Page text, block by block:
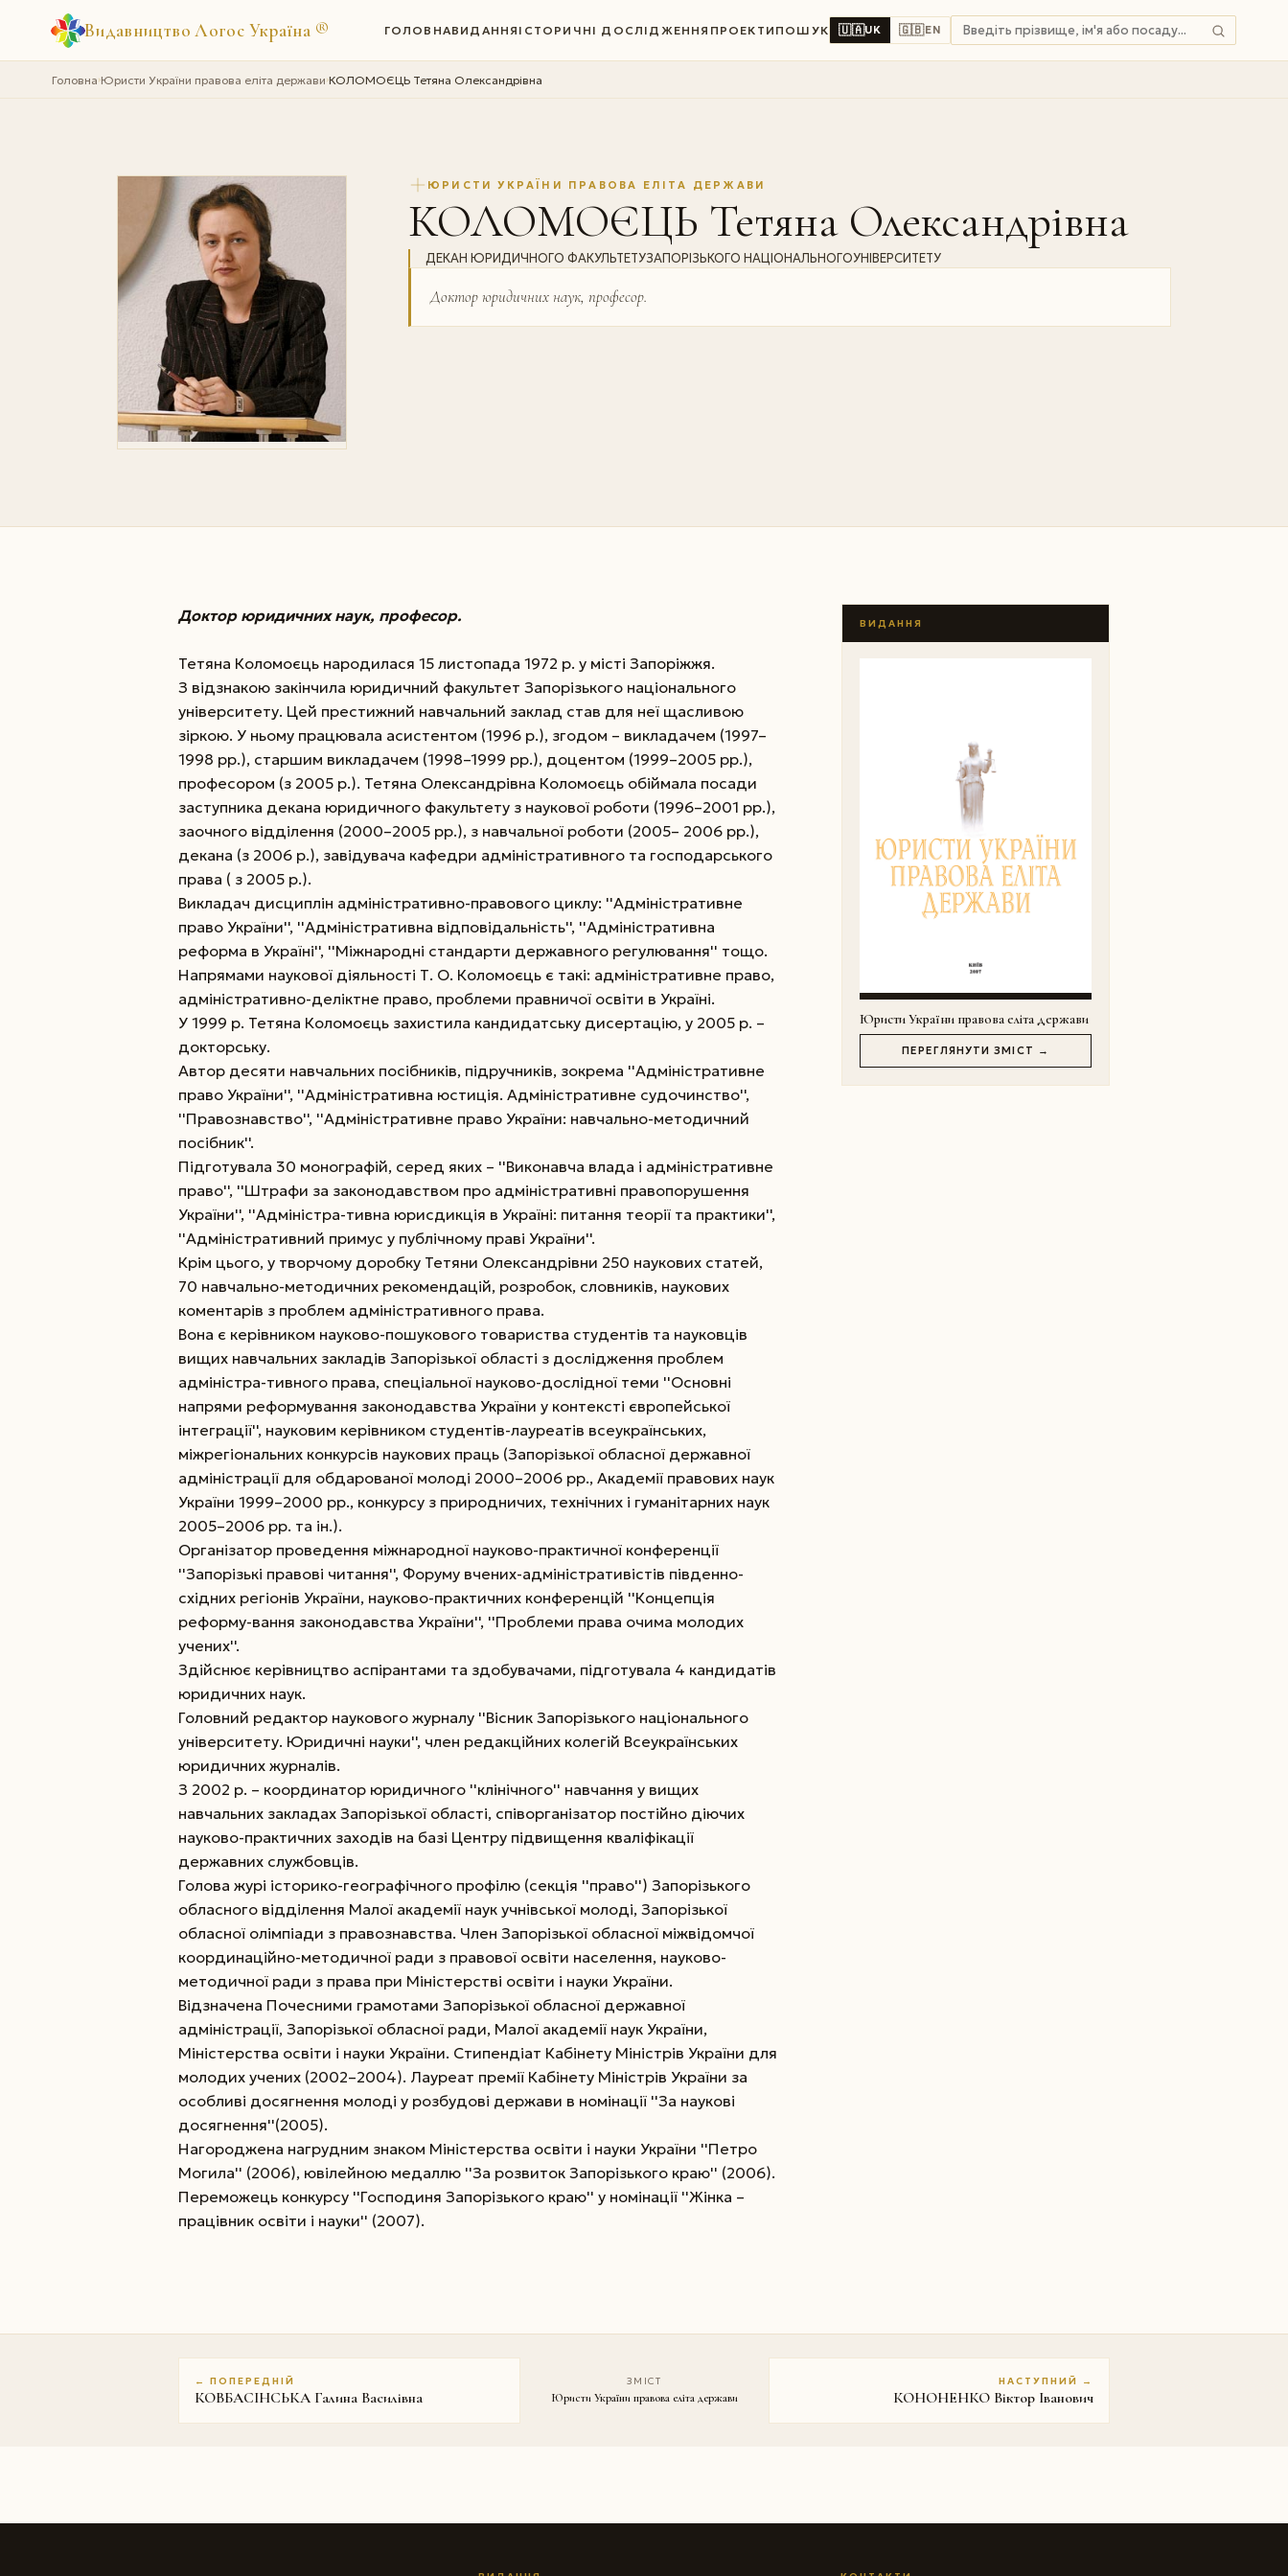
Видавництво Логос Україна ® ГОЛОВНАВИДАННЯ ІСТОРИЧНІ ДОСЛІДЖЕННЯ ПРОЕКТИ ПОШУК 🇺🇦UK 🇬🇧EN
Головна›Юристи України правова еліта держави›КОЛОМОЄЦЬ Тетяна Олександрівна
ЮРИСТИ УКРАЇНИ ПРАВОВА ЕЛІТА ДЕРЖАВИ
КОЛОМОЄЦЬ Тетяна Олександрівна
ДЕКАН ЮРИДИЧНОГО ФАКУЛЬТЕТУЗАПОРІЗЬКОГО НАЦІОНАЛЬНОГОУНІВЕРСИТЕТУ
Доктор юридичних наук, професор.
Доктор юридичних наук, професор.
Тетяна Коломоєць народилася 15 листопада 1972 р. у місті Запоріжжя.
З відзнакою закінчила юридичний факультет Запорізького національного
університету. Цей престижний навчальний заклад став для неї щасливою
зіркою. У ньому працювала асистентом (1996 р.), згодом – викладачем (1997–
1998 рр.), старшим викладачем (1998–1999 рр.), доцентом (1999–2005 рр.),
професором (з 2005 р.). Тетяна Олександрівна Коломоєць обіймала посади
заступника декана юридичного факультету з наукової роботи (1996–2001 рр.),
заочного відділення (2000–2005 рр.), з навчальної роботи (2005– 2006 рр.),
декана (з 2006 р.), завідувача кафедри адміністративного та господарського
права ( з 2005 р.).
Викладач дисциплін адміністративно-правового циклу: ''Адміністративне
право України'', ''Адміністративна відповідальність'', ''Адміністративна
реформа в Україні'', ''Міжнародні стандарти державного регулювання'' тощо.
Напрямами наукової діяльності Т. О. Коломоєць є такі: адміністративне право,
адміністративно-деліктне право, проблеми правничої освіти в Україні.
У 1999 р. Тетяна Коломоєць захистила кандидатську дисертацію, у 2005 р. –
докторську.
Автор десяти навчальних посібників, підручників, зокрема ''Адміністративне
право України'', ''Адміністративна юстиція. Адміністративне судочинство'',
''Правознавство'', ''Адміністративне право України: навчально-методичний
посібник''.
Підготувала 30 монографій, серед яких – ''Виконавча влада і адміністративне
право'', ''Штрафи за законодавством про адміністративні правопорушення
України'', ''Адміністра-тивна юрисдикція в Україні: питання теорії та практики'',
''Адміністративний примус у публічному праві України''.
Крім цього, у творчому доробку Тетяни Олександрівни 250 наукових статей,
70 навчально-методичних рекомендацій, розробок, словників, наукових
коментарів з проблем адміністративного права.
Вона є керівником науково-пошукового товариства студентів та науковців
вищих навчальних закладів Запорізької області з дослідження проблем
адміністра-тивного права, спеціальної науково-дослідної теми ''Основні
напрями реформування законодавства України у контексті європейської
інтеграції'', науковим керівником студентів-лауреатів всеукраїнських,
міжрегіональних конкурсів наукових праць (Запорізької обласної державної
адміністрації для обдарованої молоді 2000–2006 рр., Академії правових наук
України 1999–2000 рр., конкурсу з природничих, технічних і гуманітарних наук
2005–2006 рр. та ін.).
Організатор проведення міжнародної науково-практичної конференції
''Запорізькі правові читання'', Форуму вчених-адміністративістів південно-
східних регіонів України, науково-практичних конференцій ''Концепція
реформу-вання законодавства України'', ''Проблеми права очима молодих
учених''.
Здійснює керівництво аспірантами та здобувачами, підготувала 4 кандидатів
юридичних наук.
Головний редактор наукового журналу ''Вісник Запорізького національного
університету. Юридичні науки'', член редакційних колегій Всеукраїнських
юридичних журналів.
З 2002 р. – координатор юридичного ''клінічного'' навчання у вищих
навчальних закладах Запорізької області, співорганізатор постійно діючих
науково-практичних заходів на базі Центру підвищення кваліфікації
державних службовців.
Голова журі історико-географічного профілю (секція ''право'') Запорізького
обласного відділення Малої академії наук учнівської молоді, Запорізької
обласної олімпіади з правознавства. Член Запорізької обласної міжвідомчої
координаційно-методичної ради з правової освіти населення, науково-
методичної ради з права при Міністерстві освіти і науки України.
Відзначена Почесними грамотами Запорізької обласної державної
адміністрації, Запорізької обласної ради, Малої академії наук України,
Міністерства освіти і науки України. Стипендіат Кабінету Міністрів України для
молодих учених (2002–2004). Лауреат премії Кабінету Міністрів України за
особливі досягнення молоді у розбудові держави в номінації ''За наукові
досягнення''(2005).
Нагороджена нагрудним знаком Міністерства освіти і науки України ''Петро
Могила'' (2006), ювілейною медаллю ''За розвиток Запорізького краю'' (2006).
Переможець конкурсу ''Господиня Запорізького краю'' у номінації ''Жінка –
працівник освіти і науки'' (2007).
ВИДАННЯ
Юристи України правова еліта держави
ПЕРЕГЛЯНУТИ ЗМІСТ →
← ПОПЕРЕДНІЙ
КОВБАСІНСЬКА Галина Василівна
ЗМІСТ
Юристи України правова еліта держави
НАСТУПНИЙ →
КОНОНЕНКО Віктор Іванович